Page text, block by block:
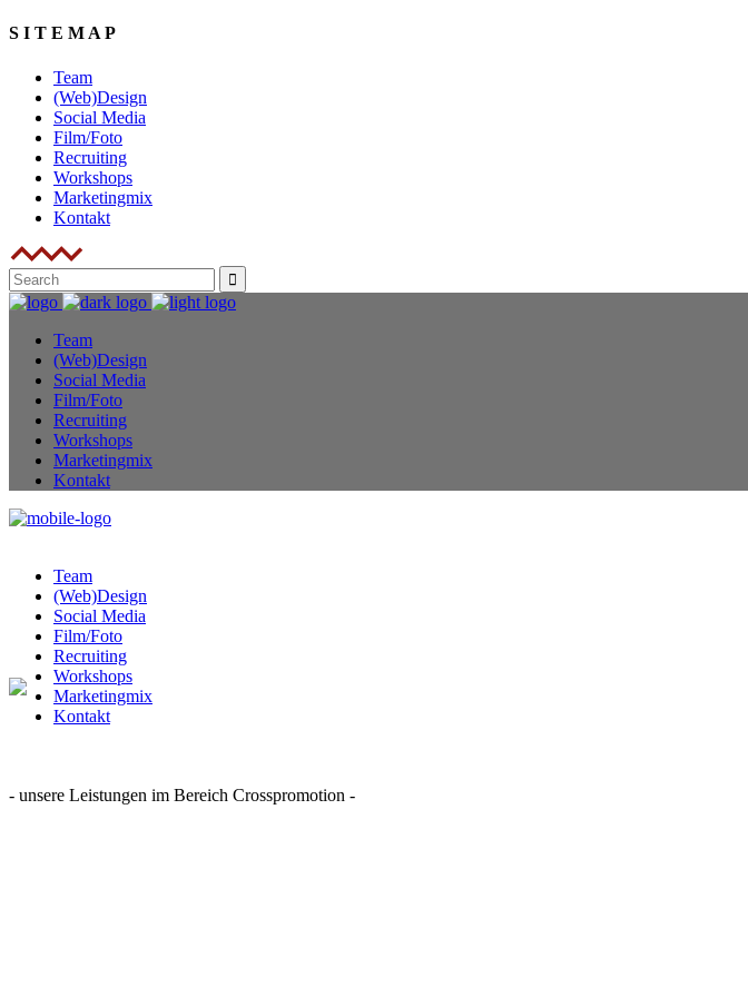
S I T E M A P
Team
(Web)Design
Social Media
Film/Foto
Recruiting
Workshops
Marketingmix
Kontakt
Team
(Web)Design
Social Media
Film/Foto
Recruiting
Workshops
Marketingmix
Kontakt
Team
(Web)Design
Social Media
Film/Foto
Recruiting
Workshops
Marketingmix
Kontakt
- unsere Leistungen im Bereich Crosspromotion -